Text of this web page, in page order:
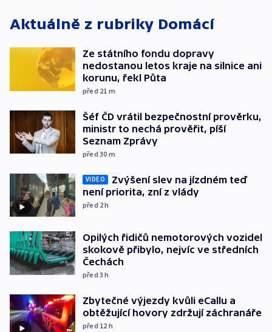
Aktuálně z rubriky Domácí
Ze státního fondu dopravy
nedostanou letos kraje na silnice ani
korunu, řekl Půta
před 21 m
Šéf ČD vrátil bezpečnostní prověrku,
ministr to nechá prověřit, píší
Seznam Zprávy
před 30 m
VIDEO
Zvýšení slev na jízdném teď
není priorita, zní z vlády
před 2h
Opilých řidičů nemotorových vozidel
skokově přibylo, nejvíc ve středních
Čechách
před 3h
Zbytečné výjezdy kvůli eCallu a
obtěžující hovory zdržují záchranáře
před 12 h